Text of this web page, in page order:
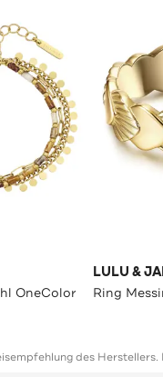
OneColor
LULU &
Ring
des